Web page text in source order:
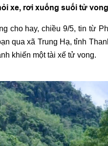
xe, rơi xuống suối tử
cho hay, chiều 9/5, tin từ
qua xã Trung Hạ, tỉnh
khiến một tài xế tử vong.